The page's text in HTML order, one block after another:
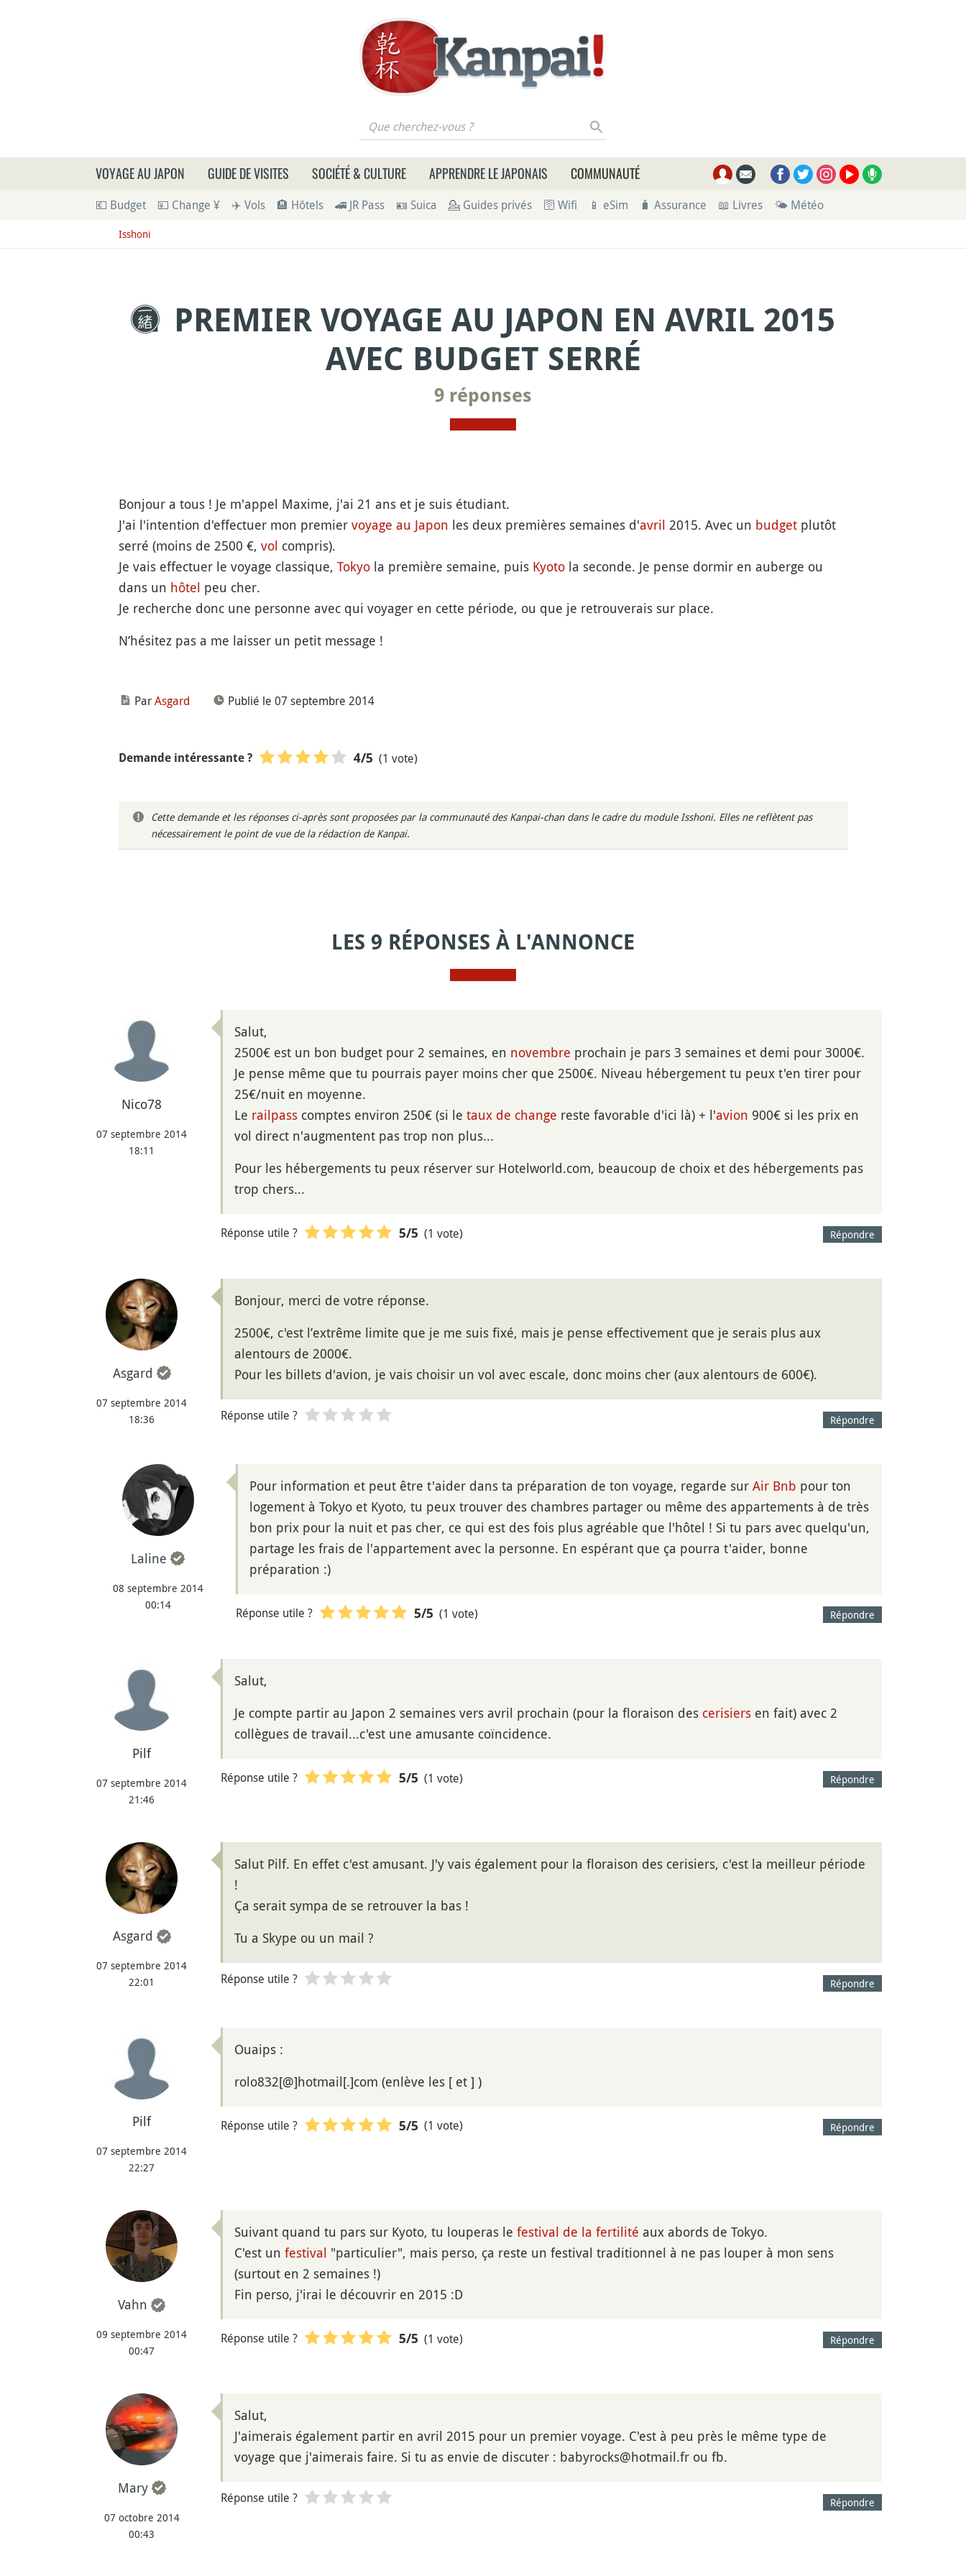
Que cherchez-vous ?
VOYAGE AU JAPON GUIDE DE VISITES SOCIÉTÉ & CULTURE APPRENDRE LE JAPONAIS COMMUNAUTÉ
💶 Budget 💴 Change ¥ ✈️ Vols 🏨 Hôtels 🚄 JR Pass 🪪 Suica 💁 Guides privés 🛜 Wifi 📱 eSim 🧳 Assurance 📖 Livres 🌤 Météo
Isshoni
PREMIER VOYAGE AU JAPON EN AVRIL 2015
AVEC BUDGET SERRÉ
9 réponses
Bonjour a tous ! Je m'appel Maxime, j'ai 21 ans et je suis étudiant.
J'ai l'intention d'effectuer mon premier voyage au Japon les deux premières semaines d'avril 2015. Avec un budgetplutôt
serré (moins de 2500 €, vol compris).
Je vais effectuer le voyage classique, Tokyola première semaine, puis Kyotola seconde. Je pense dormir en auberge ou
dans un hôtel peu cher.
Je recherche donc une personne avec qui voyager en cette période, ou que je retrouverais sur place.
N’hésitez pas a me laisser un petit message !
ParAsgard Publié le 07 septembre 2014
Demande intéressante ? 4/5 (1 vote)
Cette demande et les réponses ci-après sont proposées par la communauté des Kanpai-chan dans le cadre du module Isshoni. Elles ne reflètent pas
nécessairement le point de vue de la rédaction de Kanpai.
LES 9 RÉPONSES À L'ANNONCE
Nico78
07 septembre 2014
18:11
Salut,
2500€ est un bon budget pour 2 semaines, en novembre prochain je pars 3 semaines et demi pour 3000€.
Je pense même que tu pourrais payer moins cher que 2500€. Niveau hébergement tu peux t'en tirer pour
25€/nuit en moyenne.
Le railpass comptes environ 250€ (si le taux de change reste favorable d'ici là) + l'avion 900€ si les prix en
vol direct n'augmentent pas trop non plus...
Pour les hébergements tu peux réserver sur Hotelworld.com, beaucoup de choix et des hébergements pas
trop chers...
Répondre
Réponse utile ? 5/5 (1 vote)
Asgard
07 septembre 2014
18:36
Bonjour, merci de votre réponse.
2500€, c'est l’extrême limite que je me suis fixé, mais je pense effectivement que je serais plus aux
alentours de 2000€.
Pour les billets d'avion, je vais choisir un vol avec escale, donc moins cher (aux alentours de 600€).
Répondre
Réponse utile ?
Laline
08 septembre 2014
00:14
Pour information et peut être t'aider dans ta préparation de ton voyage, regarde sur Air Bnb pour ton
logement à Tokyo et Kyoto, tu peux trouver des chambres partager ou même des appartements à de très
bon prix pour la nuit et pas cher, ce qui est des fois plus agréable que l'hôtel ! Si tu pars avec quelqu'un,
partage les frais de l'appartement avec la personne. En espérant que ça pourra t'aider, bonne
préparation :)
Répondre
Réponse utile ? 5/5 (1 vote)
Pilf
07 septembre 2014
21:46
Salut,
Je compte partir au Japon 2 semaines vers avril prochain (pour la floraison des cerisiers en fait) avec 2
collègues de travail...c'est une amusante coïncidence.
Répondre
Réponse utile ? 5/5 (1 vote)
Asgard
07 septembre 2014
22:01
Salut Pilf. En effet c'est amusant. J'y vais également pour la floraison des cerisiers, c'est la meilleur période
!
Ça serait sympa de se retrouver la bas !
Tu a Skype ou un mail ?
Répondre
Réponse utile ?
Pilf
07 septembre 2014
22:27
Ouaips :
rolo832[@]hotmail[.]com (enlève les [ et ] )
Répondre
Réponse utile ? 5/5 (1 vote)
Vahn
09 septembre 2014
00:47
Suivant quand tu pars sur Kyoto, tu louperas le festival de la fertilité aux abords de Tokyo.
C'est un festival "particulier", mais perso, ça reste un festival traditionnel à ne pas louper à mon sens
(surtout en 2 semaines !)
Fin perso, j'irai le découvrir en 2015 :D
Répondre
Réponse utile ? 5/5 (1 vote)
Mary
07 octobre 2014
00:43
Salut,
J'aimerais également partir en avril 2015 pour un premier voyage. C'est à peu près le même type de
voyage que j'aimerais faire. Si tu as envie de discuter : babyrocks@hotmail.fr ou fb.
Répondre
Réponse utile ?